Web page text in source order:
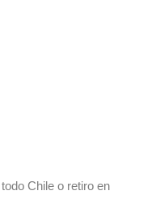
Chile o retiro en